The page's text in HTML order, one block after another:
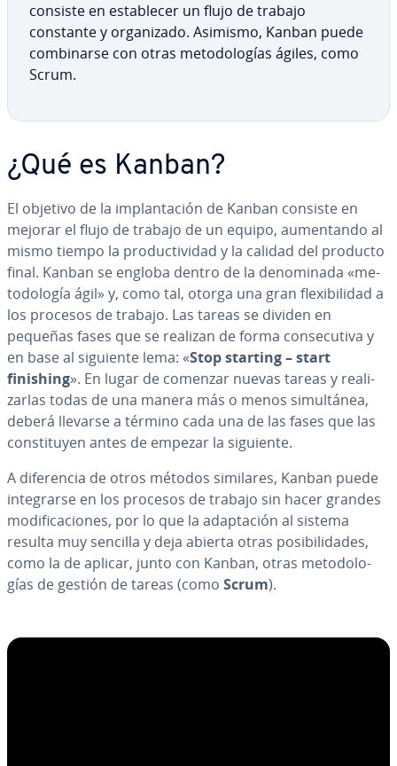
consiste en es­ta­ble­cer un flujo de trabajo
constante y or­ga­ni­za­do. Asimismo, Kanban puede
co­m­bi­nar­se con otras me­to­do­lo­gías ágiles, como
Scrum.
¿Qué es Kanban?
El objetivo de la im­pla­n­ta­ción de Kanban consiste en
mejorar el flujo de trabajo de un equipo, au­me­n­ta­n­do al
mismo tiempo la pro­du­c­ti­vi­dad y la calidad del producto
final. Kanban se engloba dentro de la de­no­mi­na­da «me­
to­do­lo­gía ágil» y, como tal, otorga una gran fle­xi­bi­li­dad a
los procesos de trabajo. Las tareas se dividen en
pequeñas fases que se realizan de forma co­n­se­cu­ti­va y
en base al siguiente lema: «Stop starting – start
finishing». En lugar de comenzar nuevas tareas y rea­li­
zar­las todas de una manera más o menos si­mu­l­tá­nea,
deberá llevarse a término cada una de las fases que las
co­n­s­ti­tu­yen antes de empezar la siguiente.
A di­fe­re­n­cia de otros métodos similares, Kanban puede
in­te­grar­se en los procesos de trabajo sin hacer grandes
mo­di­fi­ca­cio­nes, por lo que la ada­p­ta­ción al sistema
resulta muy sencilla y deja abierta otras po­si­bi­li­da­des,
como la de aplicar, junto con Kanban, otras me­to­do­lo­
gías de gestión de tareas (como Scrum).